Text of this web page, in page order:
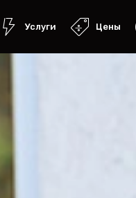
Услуги Цены